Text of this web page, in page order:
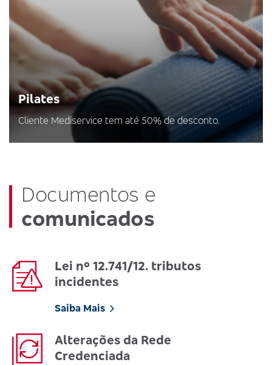
Pilates
Cliente Mediservice tem até 50% de desconto.
Documentos e
comunicados
Lei nº 12.741/12. tributos
incidentes
Saiba Mais
Alterações da Rede
Credenciada